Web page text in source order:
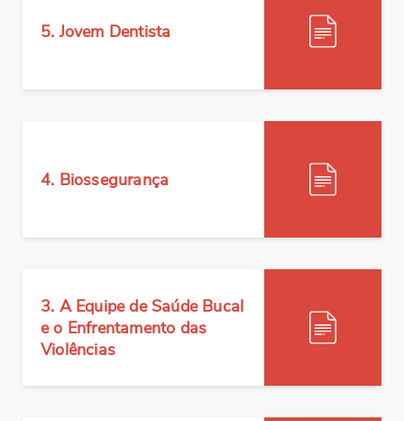
BAIXAR
5. Jovem Dentista
BAIXAR
4. Biossegurança
BAIXAR
3. A Equipe de Saúde Bucal
e o Enfrentamento das
Violências